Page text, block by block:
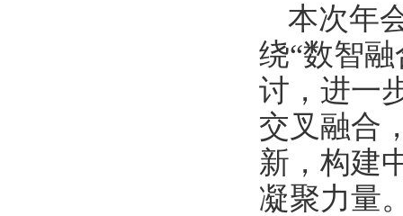
本次年
绕“数智
讨，进一
交叉融合
新，构建
凝聚力量